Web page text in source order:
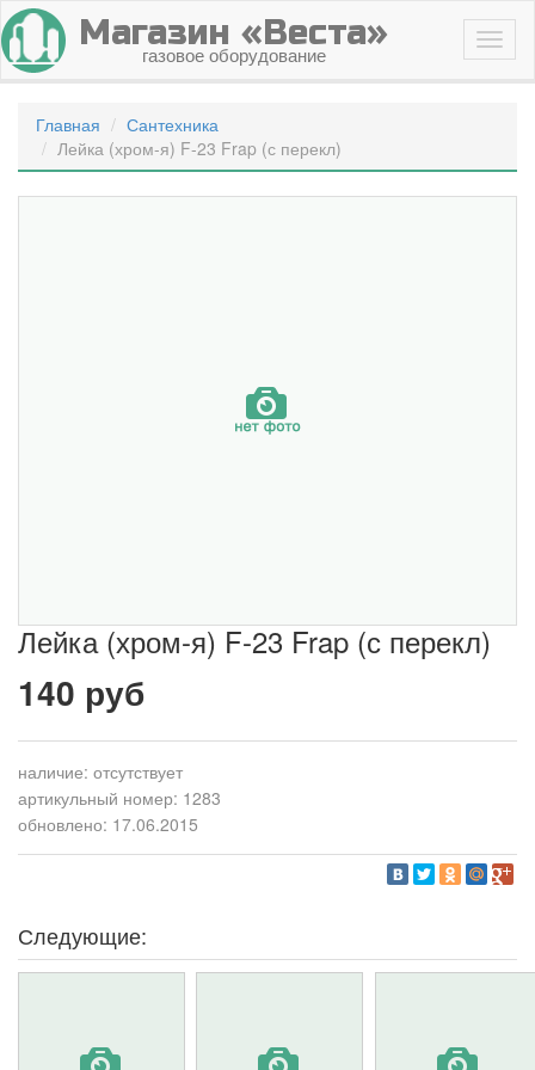
Магазин «Веста»
газовое оборудование
Главная
Сантехника
Лейка (хром-я) F-23 Frap (с перекл)
Лейка (хром-я) F-23 Frap (с перекл)
140 руб
наличие: отсутствует
артикульный номер: 1283
обновлено: 17.06.2015
Следующие: